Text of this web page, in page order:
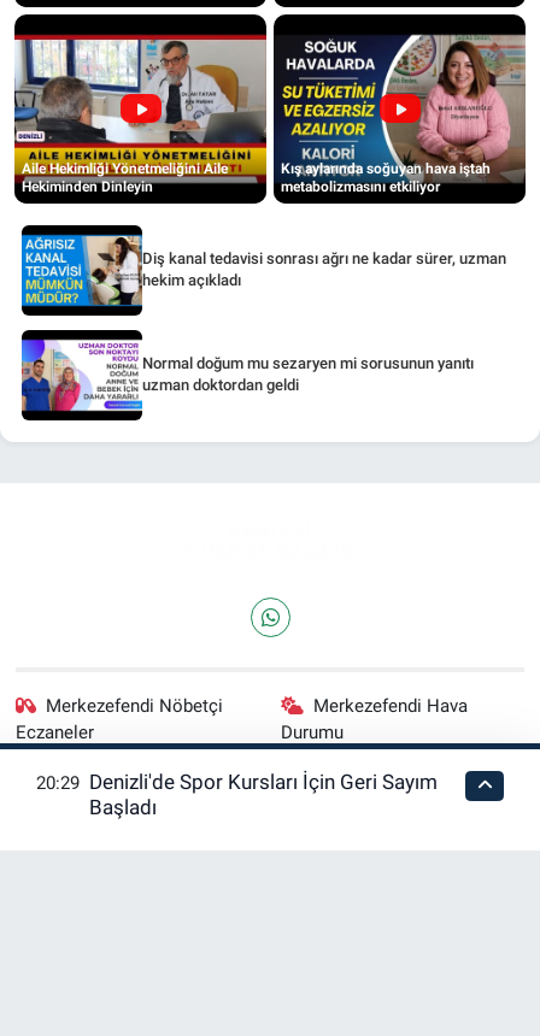
Aile Hekimliği Yönetmeliğini Aile
Hekiminden Dinleyin
Kış aylarında soğuyan hava iştah
metabolizmasını etkiliyor
Diş kanal tedavisi sonrası ağrı ne kadar sürer, uzman
hekim açıkladı
Normal doğum mu sezaryen mi sorusunun yanıtı
uzman doktordan geldi
Merkezefendi Nöbetçi
Eczaneler
Merkezefendi Hava
Durumu
Merkezefendi Trafik
Yoğunluk Haritası
Puan Durumu ve Fikstür
20:29 Denizli'de Spor Kursları İçin Geri Sayım
Başladı